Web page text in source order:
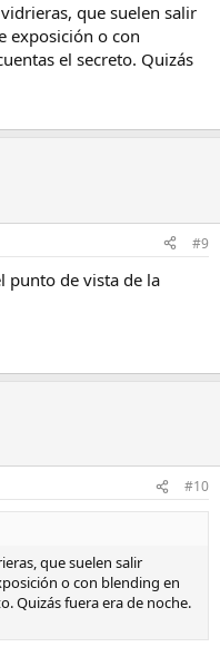
que suelen salir
exposición o con
el secreto. Quizás
#9
punto de vista de la
#10
que suelen salir
o con blending en
Quizás fuera era de noche.